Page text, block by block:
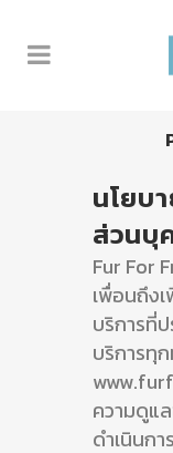
นโยบ
ส่วนบุ
Fur For
เพื่อนถึง
บริการที่
บริการทุก
ความดูแ
ดำเนินก